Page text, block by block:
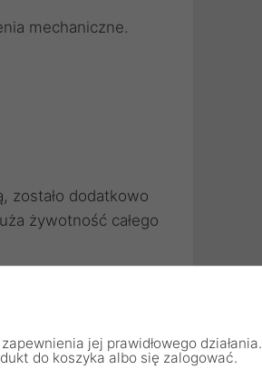
mechaniczne.
zostało dodatkowo
żywotność całego
jej prawidłowego działania.
do koszyka albo się zalogować.